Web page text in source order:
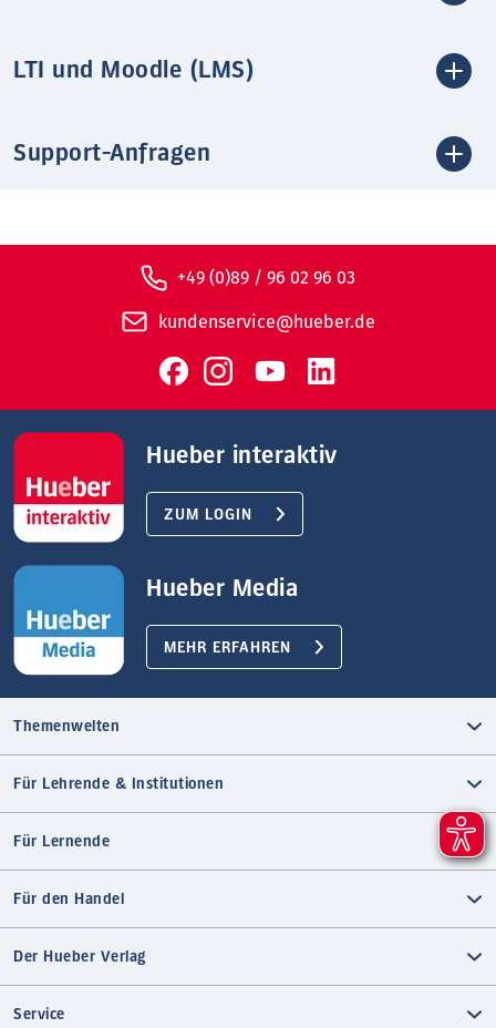
LTI und Moodle (LMS)
Support-Anfragen
+49 (0)89 / 96 02 96 03
kundenservice@hueber.de
Hueber interaktiv
ZUM LOGIN
Hueber Media
MEHR ERFAHREN
Themenwelten
Für Lehrende & Institutionen
Für Lernende
Für den Handel
Der Hueber Verlag
Service